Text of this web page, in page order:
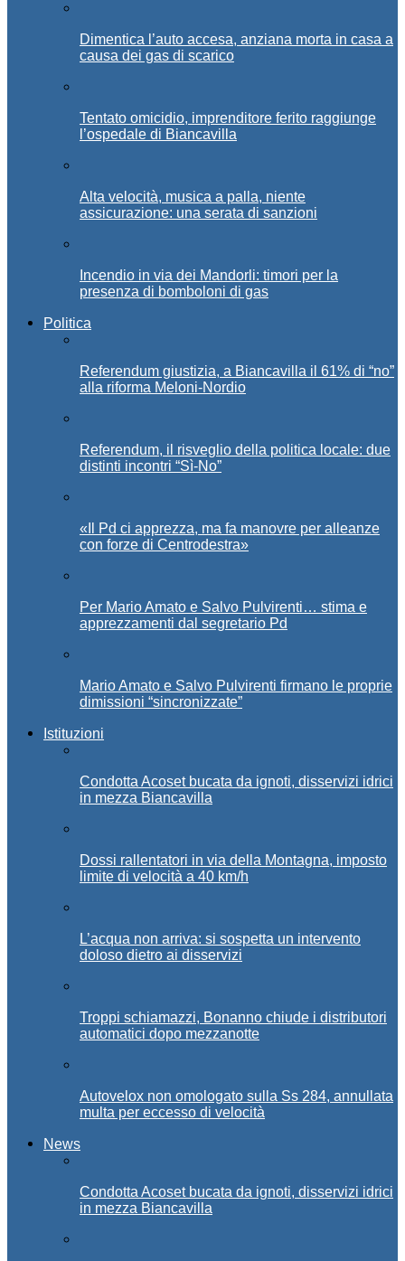
Dimentica l’auto accesa, anziana morta in casa a
causa dei gas di scarico
Tentato omicidio, imprenditore ferito raggiunge
l’ospedale di Biancavilla
Alta velocità, musica a palla, niente
assicurazione: una serata di sanzioni
Incendio in via dei Mandorli: timori per la
presenza di bomboloni di gas
Politica
Referendum giustizia, a Biancavilla il 61% di “no”
alla riforma Meloni-Nordio
Referendum, il risveglio della politica locale: due
distinti incontri “Sì-No”
«Il Pd ci apprezza, ma fa manovre per alleanze
con forze di Centrodestra»
Per Mario Amato e Salvo Pulvirenti… stima e
apprezzamenti dal segretario Pd
Mario Amato e Salvo Pulvirenti firmano le proprie
dimissioni “sincronizzate”
Istituzioni
Condotta Acoset bucata da ignoti, disservizi idrici
in mezza Biancavilla
Dossi rallentatori in via della Montagna, imposto
limite di velocità a 40 km/h
L’acqua non arriva: si sospetta un intervento
doloso dietro ai disservizi
Troppi schiamazzi, Bonanno chiude i distributori
automatici dopo mezzanotte
Autovelox non omologato sulla Ss 284, annullata
multa per eccesso di velocità
News
Condotta Acoset bucata da ignoti, disservizi idrici
in mezza Biancavilla